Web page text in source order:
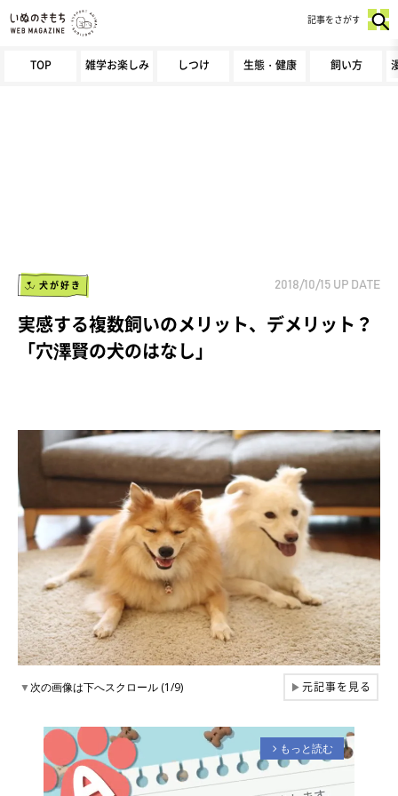
TOP 雑学お楽しみ しつけ 生態・健康 飼い方
記事をさがす
犬が好き 2018/10/15 UP DATE
実感する複数飼いのメリット、デメリット？
「穴澤賢の犬のはなし」
▼次の画像は下へスクロール (1/9) ▶元記事を見る
arrow_forward_ios もっと読む